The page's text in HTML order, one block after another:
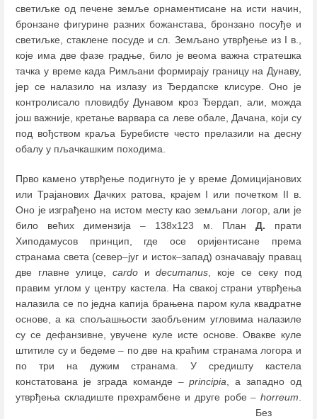
светиљке од печене земље орнаментисане на исти начин,
бронзане фигурине разних божанстава, бронзано посуђе и
светиљке, стаклене посуде и сл. Земљано утврђење из I в.,
које има две фазе градње, било је веома важна стратешка
тачка у време када Римљани формирају границу на Дунаву,
јер се налазило на излазу из Ђердапске клисуре. Оно је
контролисало пловидбу Дунавом кроз Ђердап, али, можда
још важније, кретање варвара са леве обале, Дачана, који су
под вођством краља Буребисте често прелазили на десну
обалу у пљачкашким походима.
Прво камено утврђење подигнуто је у време Домицијанових
или Трајанових Дачких ратова, крајем I или почетком II в.
Оно је изграђено на истом месту као земљани логор, али је
било већих димензија – 138х123 м. План Д. прати
Хиподамусов принцип, где осе оријентисане према
странама света (север–југ и исток–запад) означавају правац
две главне улице, cardoиdecumanus , које се секу под
правим углом у центру кастела. На свакој страни утврђења
налазила се по једна капија брањена паром кула квадратне
основе, а ка спољашњости заобљеним угловима налазиле
су се дефанзивне, увучене куле исте основе. Овакве куле
штитиле су и бедеме– по две на краћим странама логора и
по три на дужим странама. У средишту кастела
констатована је зграда команде – principia , а западно од
утврђења складиште прехрамбене и друге робе– horreum
Без